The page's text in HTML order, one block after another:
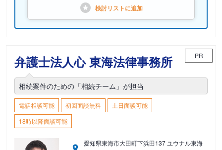
検討リストに追加
弁護士法人心 東海法律事務所 PR
相続案件のための「相続チーム」が担当
電話相談可能 初回面談無料
土日面談可能
18時以降面談可能
愛知県東海市大田町下浜田137 ユウナル東海